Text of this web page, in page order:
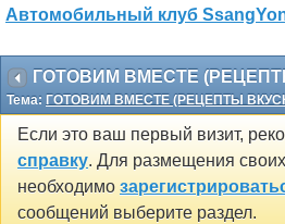
Автомобильный клуб
ГОТОВИМ ВМЕСТЕ
Тема: ГОТОВИМ ВМЕСТЕ (РЕЦЕПТЫ
Если это ваш первый визит,
справку. Для размещения
необходимо
сообщений выберите раздел.